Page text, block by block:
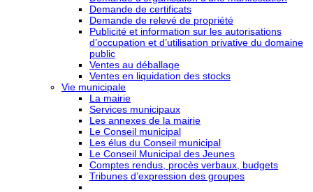
Demande de certificats
Demande de relevé de propriété
Publicité et information sur les autorisations
d’occupation et d’utilisation privative du domaine
public
Ventes au déballage
Ventes en liquidation des stocks
Vie municipale
La mairie
Services municipaux
Les annexes de la mairie
Le Conseil municipal
Les élus du Conseil municipal
Le Conseil Municipal des Jeunes
Comptes rendus, procès verbaux, budgets
Tribunes d’expression des groupes